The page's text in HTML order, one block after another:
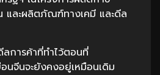
และผลิตภัณฑ์ทางเคมี และดีล
การค้าที่ทำไว้ตอนที่
นจีนจะยังคงอยู่เหมือนเดิม